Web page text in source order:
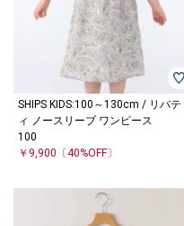
SHIPS KIDS:100～130cm / リバテ
ィ ノースリーブ ワンピース
100
￥9,900 〔40%OFF〕